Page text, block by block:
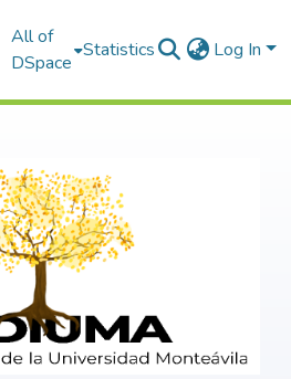
All of
DSpace
Statistics Log In